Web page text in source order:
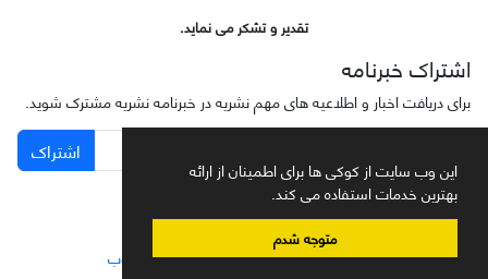
این وب سایت از کوکی ها برای اطمینان از ارائه
بهترین خدمات استفاده می کند.
متوجه شدم
تقدیر و تشکر می نماید.
اشتراک خبرنامه
برای دریافت اخبار و اطلاعیه های مهم نشریه در خبرنامه نشریه مشترک شوید.
اشتراک
سامانه مدیریت نشریات علمی.طراحی و پیاده سازی ازسیناوب